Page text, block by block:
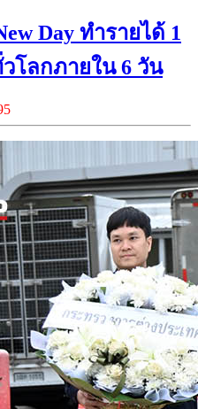
Day ทำรายได้ 1
โลกภายใน 6 วัน